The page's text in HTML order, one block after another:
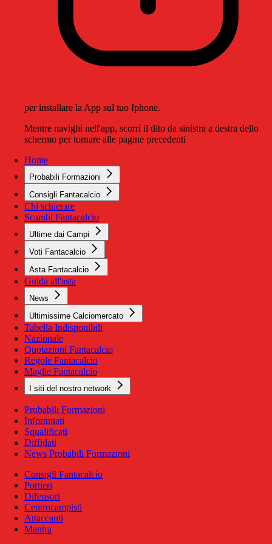
per installare la App sul tuo Iphone.
Mentre navighi nell'app, scorri il dito da sinistra a destra dello
schermo per tornare alle pagine precedenti
Home
Probabili Formazioni
Consigli Fantacalcio
Chi schierare
Scambi Fantacalcio
Ultime dai Campi
Voti Fantacalcio
Asta Fantacalcio
Guida all'asta
News
Ultimissime Calciomercato
Tabella Indisponibili
Nazionale
Quotazioni Fantacalcio
Regole Fantacalcio
Maglie Fantacalcio
I siti del nostro network
Probabili Formazioni
Infortunati
Squalificati
Diffidati
News Probabili Formazioni
Consigli Fantacalcio
Portieri
Difensori
Centrocampisti
Attaccanti
Mantra